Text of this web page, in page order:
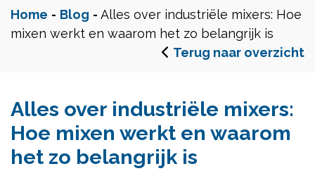
Home - Blog - Alles over industriële mixers: Hoe
mixen werkt en waarom het zo belangrijk is
Terug naar overzicht
Alles over industriële mixers:
Hoe mixen werkt en waarom
het zo belangrijk is